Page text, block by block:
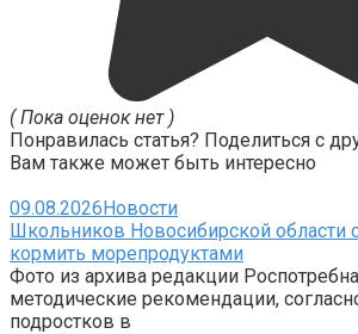
( Пока оценок нет )
Понравилась статья? Поделиться с
Вам также может быть интересно
09.08.2026Новости
Школьников Новосибирской области
кормить морепродуктами
Фото из архива редакции
методические рекомендации,
подростков в